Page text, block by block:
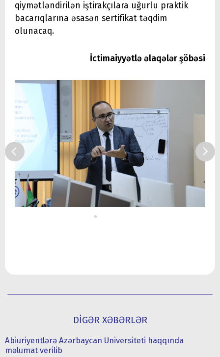
qiymətləndirilən iştirakçılara uğurlu praktik
bacarıqlarına əsasən sertifikat təqdim
olunacaq.
İctimaiyyətlə əlaqələr şöbəsi
DİGƏR XƏBƏRLƏR
Abiuriyentlərə Azərbaycan Universiteti haqqında
məlumat verilib